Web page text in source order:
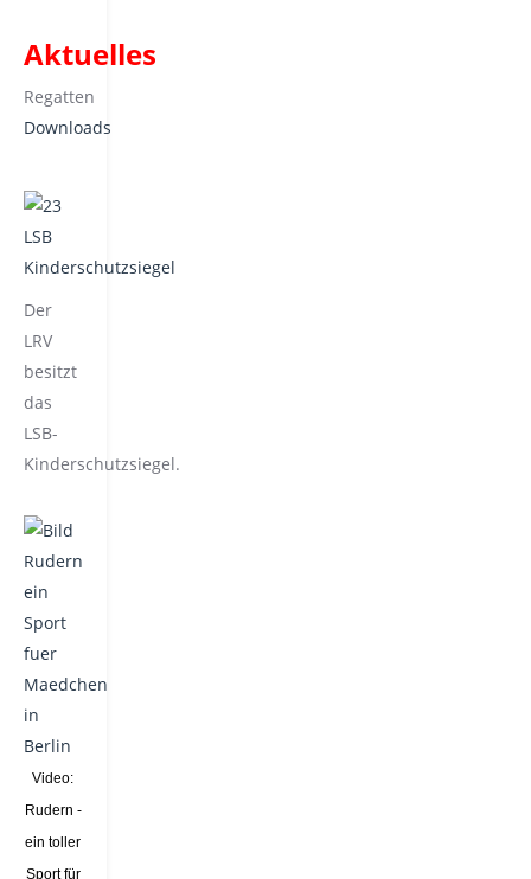
Aktuelles
Regatten
Downloads
Der
LRV
besitzt
das
LSB-
Kinderschutzsiegel.
Video:
Rudern -
ein toller
Sport für